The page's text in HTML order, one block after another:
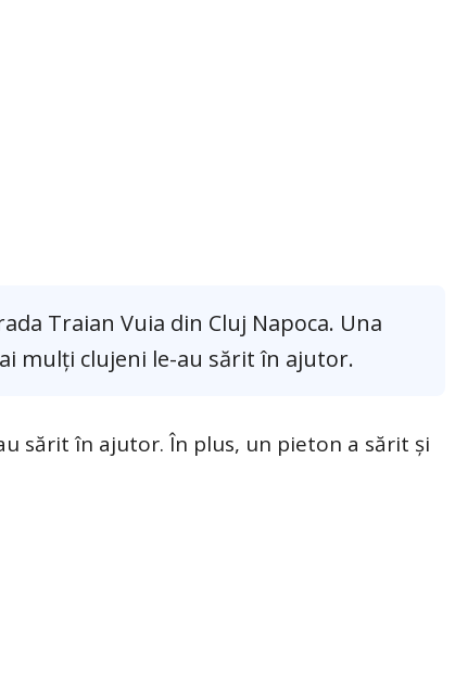
Traian Vuia din Cluj Napoca. Una
mulți clujeni le-au sărit în ajutor.
sărit în ajutor. În plus, un pieton a sărit și